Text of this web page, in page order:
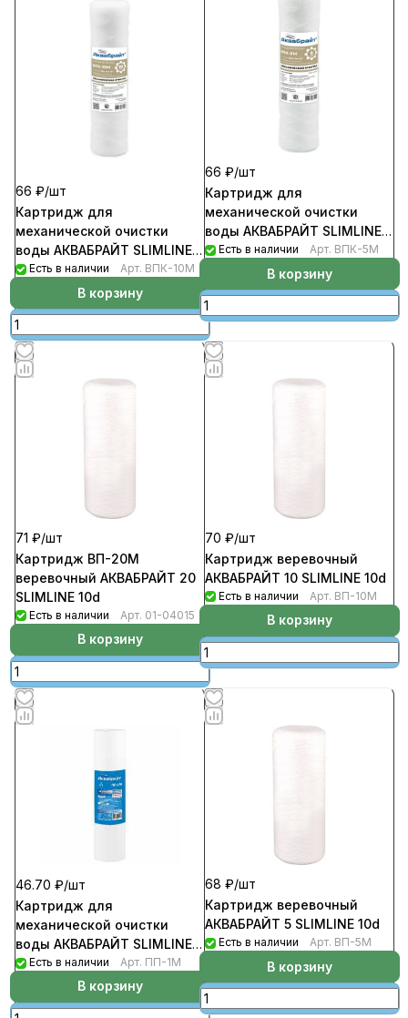
66 ₽/шт
Картридж для
механической очистки
воды АКВАБРАЙТ SLIMLINE
10 мкм 10 d
Есть в наличии Арт. ВПК-10М
В корзину
66 ₽/шт
Картридж для
механической очистки
воды АКВАБРАЙТ SLIMLINE 5
мкм 10 d
Есть в наличии Арт. ВПК-5М
В корзину
71 ₽/шт
Картридж ВП-20М
веревочный АКВАБРАЙТ 20
SLIMLINE 10d
Есть в наличии Арт. 01-04015
В корзину
70 ₽/шт
Картридж веревочный
АКВАБРАЙТ 10 SLIMLINE 10d
Есть в наличии Арт. ВП-10М
В корзину
46.70 ₽/шт
Картридж для
механической очистки
воды АКВАБРАЙТ SLIMLINE
1мик 10d
Есть в наличии Арт. ПП-1М
В корзину
68 ₽/шт
Картридж веревочный
АКВАБРАЙТ 5 SLIMLINE 10d
Есть в наличии Арт. ВП-5М
В корзину